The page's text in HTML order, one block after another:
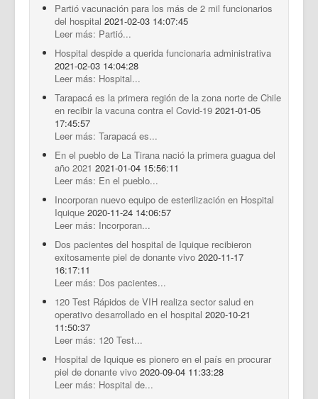
Partió vacunación para los más de 2 mil funcionarios
del hospital 2021-02-03 14:07:45
Leer más: Partió...
Hospital despide a querida funcionaria administrativa
2021-02-03 14:04:28
Leer más: Hospital...
Tarapacá es la primera región de la zona norte de Chile
en recibir la vacuna contra el Covid-19 2021-01-05
17:45:57
Leer más: Tarapacá es...
En el pueblo de La Tirana nació la primera guagua del
año 2021 2021-01-04 15:56:11
Leer más: En el pueblo...
Incorporan nuevo equipo de esterilización en Hospital
Iquique 2020-11-24 14:06:57
Leer más: Incorporan...
Dos pacientes del hospital de Iquique recibieron
exitosamente piel de donante vivo 2020-11-17
16:17:11
Leer más: Dos pacientes...
120 Test Rápidos de VIH realiza sector salud en
operativo desarrollado en el hospital 2020-10-21
11:50:37
Leer más: 120 Test...
Hospital de Iquique es pionero en el país en procurar
piel de donante vivo 2020-09-04 11:33:28
Leer más: Hospital de...